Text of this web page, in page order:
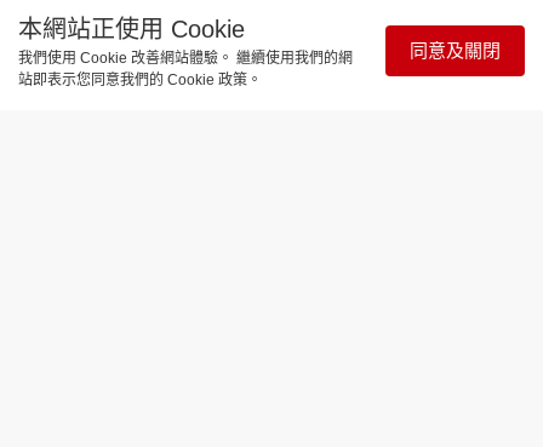
本網站正使用 Cookie
我們使用 Cookie 改善網站體驗。 繼續使用我們的網
站即表示您同意我們的 Cookie 政策。
同意及關閉